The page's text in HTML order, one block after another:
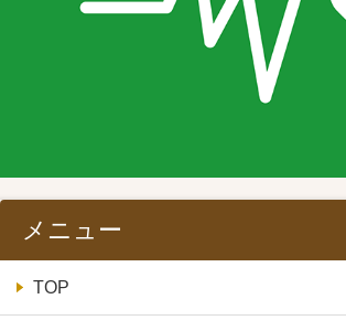
メニュー
TOP